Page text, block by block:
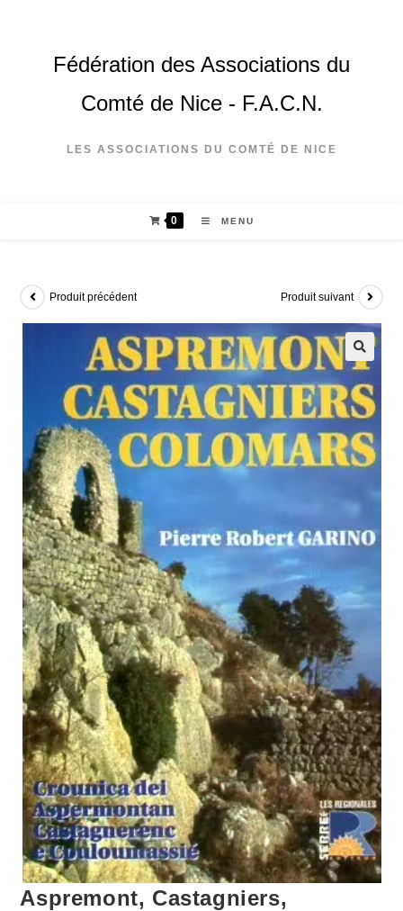
Fédération des Associations du
Comté de Nice - F.A.C.N.
LES ASSOCIATIONS DU COMTÉ DE NICE
0 MENU
Produit précédent Produit suivant
Aspremont, Castagniers,